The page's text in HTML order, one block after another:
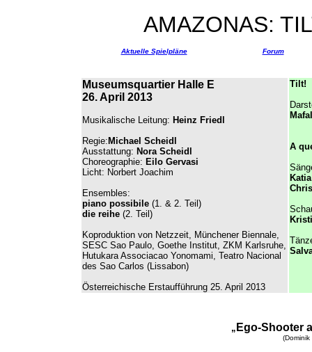
AMAZONAS:
Aktuelle Spielpläne Forum
Museumsquartier Halle E
26. April 2013
Musikalische Leitung: Heinz Friedl
Regie: Michael Scheidl
Ausstattung: Nora Scheidl
Choreographie: Eilo Gervasi
Licht: Norbert Joachim
Ensembles:
piano possibile (1. & 2. Teil)
die reihe (2. Teil)
Koproduktion von Netzzeit, Münchener Biennale,
SESC Sao Paulo, Goethe Institut, ZKM Karlsruhe,
Hutukara Associacao Yonomami, Teatro Nacional
des Sao Carlos (Lissabon)
Österreichische Erstaufführung 25. April 2013
Tilt!
A
„ Ego-Shooter
(Dominik